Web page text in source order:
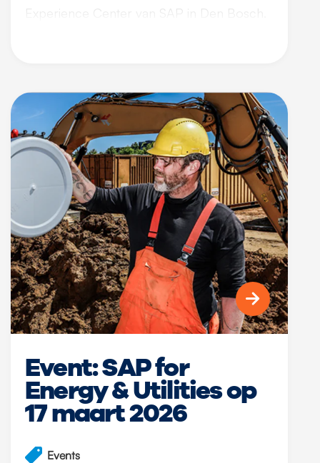
Experience Center van SAP in Den Bosch.
Event: SAP for
Energy & Utilities op
17 maart 2026
Events